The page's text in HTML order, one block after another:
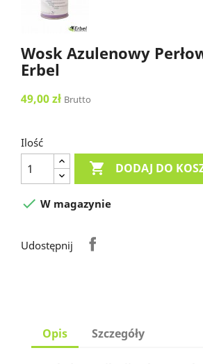
Wosk Azulenowy
Erbel
49,00 zł Brutto
Ilość
 DODAJ DO
 W magazynie
Udostępnij
Opis Szczegóły